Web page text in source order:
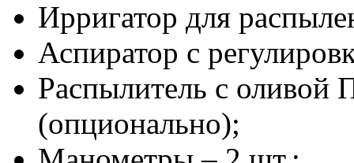
Ирригатор для
Аспиратор с
Распылитель с оливой
(опционально);